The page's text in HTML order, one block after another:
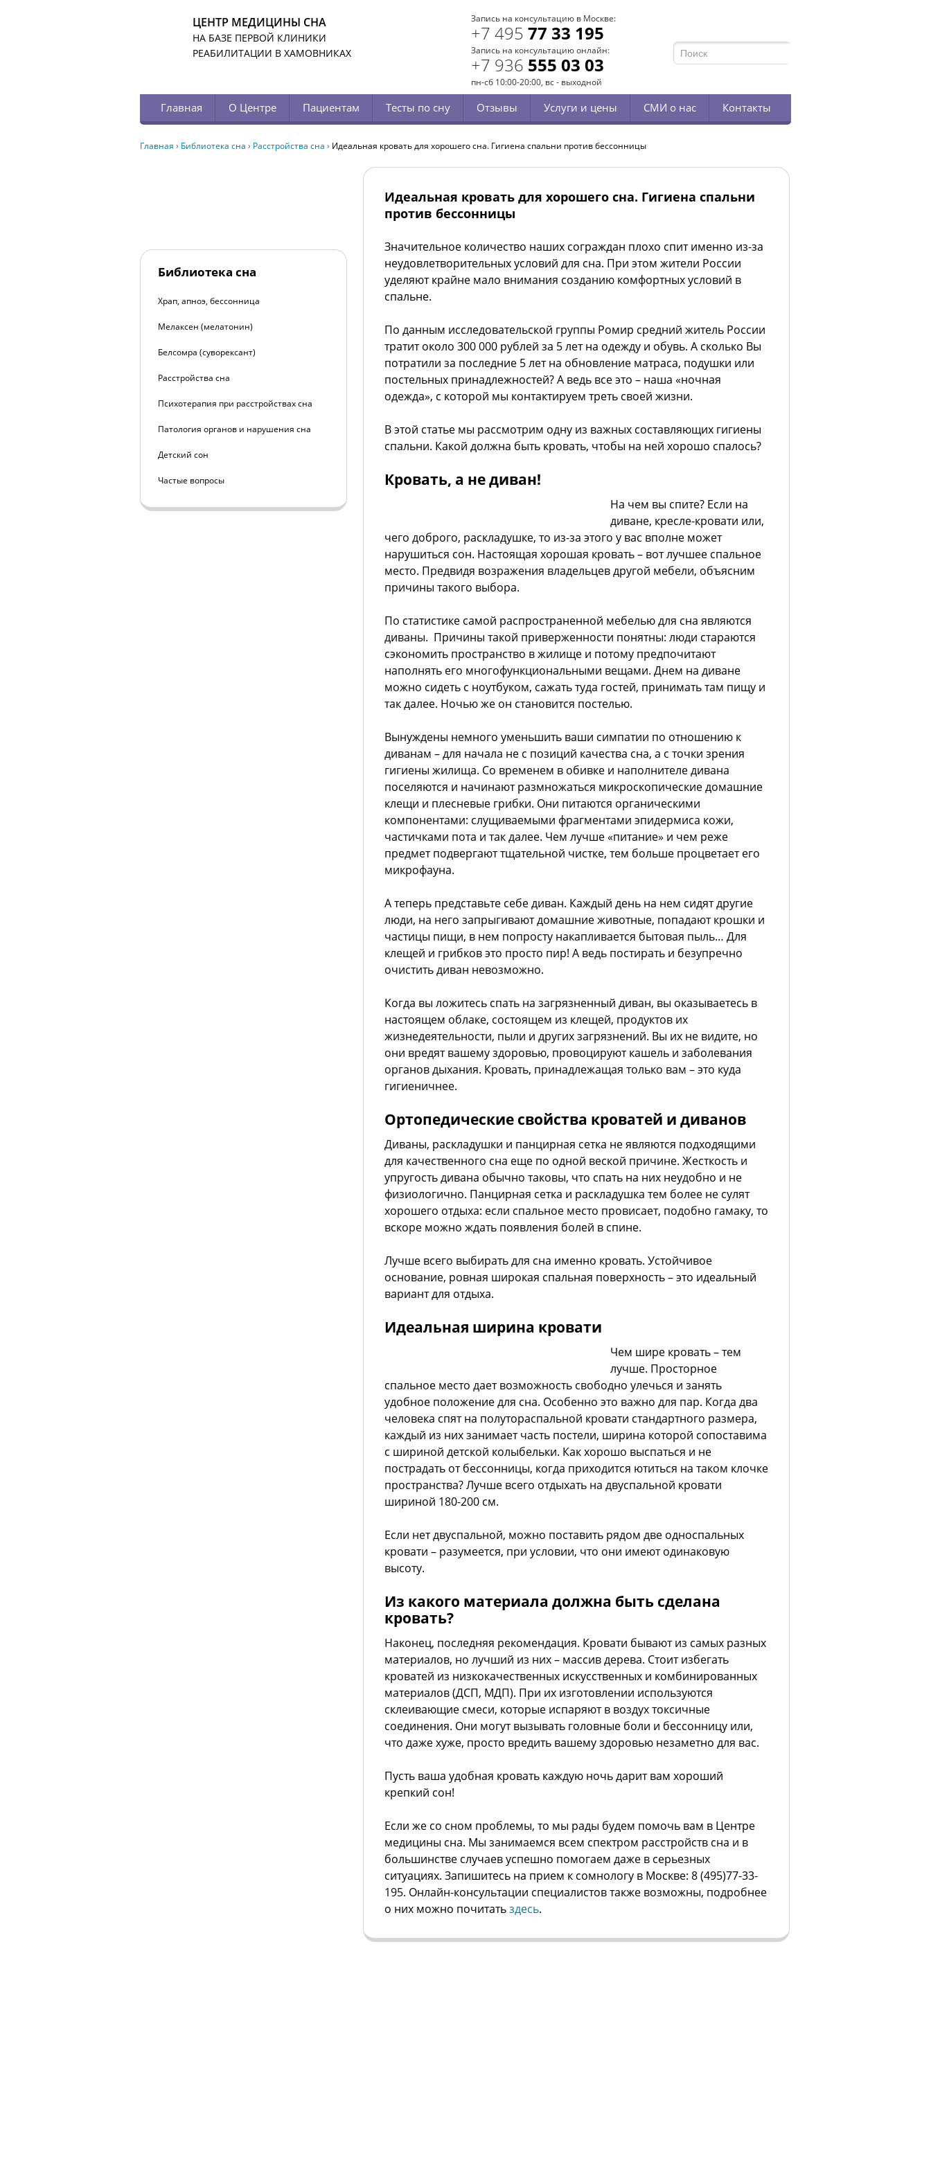
ЦЕНТР МЕДИЦИНЫ СНА
НА БАЗЕ ПЕРВОЙ КЛИНИКИ
РЕАБИЛИТАЦИИ В ХАМОВНИКАХ
Запись на консультацию в Москве:
+7 495 77 33 195
Запись на консультацию онлайн:
+7 936 555 03 03
пн-сб 10:00-20:00, вс - выходной
Главная О Центре Пациентам Тесты по сну Отзывы Услуги и цены СМИ о нас Контакты
Главная › Библиотека сна › Расстройства сна › Идеальная кровать для хорошего сна. Гигиена спальни против бессонницы
Идеальная кровать для хорошего сна. Гигиена спальни
против бессонницы
Значительное количество наших сограждан плохо спит именно из-за
неудовлетворительных условий для сна. При этом жители России
уделяют крайне мало внимания созданию комфортных условий в
спальне.
По данным исследовательской группы Ромир средний житель России
тратит около 300 000 рублей за 5 лет на одежду и обувь. А сколько Вы
потратили за последние 5 лет на обновление матраса, подушки или
постельных принадлежностей? А ведь все это – наша «ночная
одежда», с которой мы контактируем треть своей жизни.
В этой статье мы рассмотрим одну из важных составляющих гигиены
спальни. Какой должна быть кровать, чтобы на ней хорошо спалось?
Кровать, а не диван!
На чем вы спите? Если на
диване, кресле-кровати или,
чего доброго, раскладушке, то из-за этого у вас вполне может
нарушиться сон. Настоящая хорошая кровать – вот лучшее спальное
место. Предвидя возражения владельцев другой мебели, объясним
причины такого выбора.
По статистике самой распространенной мебелью для сна являются
диваны. Причины такой приверженности понятны: люди стараются
сэкономить пространство в жилище и потому предпочитают
наполнять его многофункциональными вещами. Днем на диване
можно сидеть с ноутбуком, сажать туда гостей, принимать там пищу и
так далее. Ночью же он становится постелью.
Вынуждены немного уменьшить ваши симпатии по отношению к
диванам – для начала не с позиций качества сна, а с точки зрения
гигиены жилища. Со временем в обивке и наполнителе дивана
поселяются и начинают размножаться микроскопические домашние
клещи и плесневые грибки. Они питаются органическими
компонентами: слущиваемыми фрагментами эпидермиса кожи,
частичками пота и так далее. Чем лучше «питание» и чем реже
предмет подвергают тщательной чистке, тем больше процветает его
микрофауна.
А теперь представьте себе диван. Каждый день на нем сидят другие
люди, на него запрыгивают домашние животные, попадают крошки и
частицы пищи, в нем попросту накапливается бытовая пыль… Для
клещей и грибков это просто пир! А ведь постирать и безупречно
очистить диван невозможно.
Когда вы ложитесь спать на загрязненный диван, вы оказываетесь в
настоящем облаке, состоящем из клещей, продуктов их
жизнедеятельности, пыли и других загрязнений. Вы их не видите, но
они вредят вашему здоровью, провоцируют кашель и заболевания
органов дыхания. Кровать, принадлежащая только вам – это куда
гигиеничнее.
Ортопедические свойства кроватей и диванов
Диваны, раскладушки и панцирная сетка не являются подходящими
для качественного сна еще по одной веской причине. Жесткость и
упругость дивана обычно таковы, что спать на них неудобно и не
физиологично. Панцирная сетка и раскладушка тем более не сулят
хорошего отдыха: если спальное место провисает, подобно гамаку, то
вскоре можно ждать появления болей в спине.
Лучше всего выбирать для сна именно кровать. Устойчивое
основание, ровная широкая спальная поверхность – это идеальный
вариант для отдыха.
Идеальная ширина кровати
Чем шире кровать – тем
лучше. Просторное
спальное место дает возможность свободно улечься и занять
удобное положение для сна. Особенно это важно для пар. Когда два
человека спят на полутораспальной кровати стандартного размера,
каждый из них занимает часть постели, ширина которой сопоставима
с шириной детской колыбельки. Как хорошо выспаться и не
пострадать от бессонницы, когда приходится ютиться на таком клочке
пространства? Лучше всего отдыхать на двуспальной кровати
шириной 180-200 см.
Если нет двуспальной, можно поставить рядом две односпальных
кровати – разумеется, при условии, что они имеют одинаковую
высоту.
Из какого материала должна быть сделана
кровать?
Наконец, последняя рекомендация. Кровати бывают из самых разных
материалов, но лучший из них – массив дерева. Стоит избегать
кроватей из низкокачественных искусственных и комбинированных
материалов (ДСП, МДП). При их изготовлении используются
склеивающие смеси, которые испаряют в воздух токсичные
соединения. Они могут вызывать головные боли и бессонницу или,
что даже хуже, просто вредить вашему здоровью незаметно для вас.
Пусть ваша удобная кровать каждую ночь дарит вам хороший
крепкий сон!
Если же со сном проблемы, то мы рады будем помочь вам в Центре
медицины сна. Мы занимаемся всем спектром расстройств сна и в
большинстве случаев успешно помогаем даже в серьезных
ситуациях. Запишитесь на прием к сомнологу в Москве: 8 (495)77-33-
195. Онлайн-консультации специалистов также возможны, подробнее
о них можно почитатьздесь.
Библиотека сна
Храп, апноэ, бессонница
Мелаксен (мелатонин)
Белсомра (суворексант)
Расстройства сна
Психотерапия при расстройствах сна
Патология органов и нарушения сна
Детский сон
Частые вопросы